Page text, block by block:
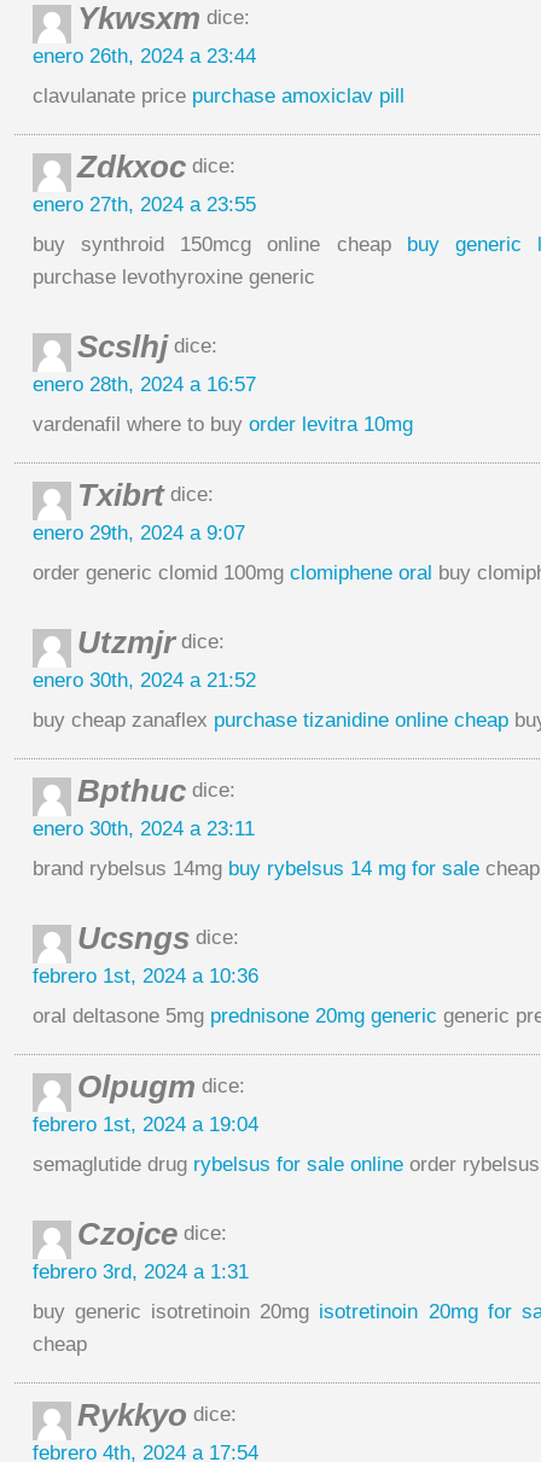
Ykwsxm dice:
enero 26th, 2024 a 23:44
clavulanate price purchase amoxiclav pill
Zdkxoc dice:
enero 27th, 2024 a 23:55
buy synthroid 150mcg online cheap buy generic
purchase levothyroxine generic
Scslhj dice:
enero 28th, 2024 a 16:57
vardenafil where to buy order levitra 10mg
Txibrtdice:
enero 29th, 2024 a 9:07
order generic clomid 100mg clomiphene oral buy
Utzmjrdice:
enero 30th, 2024 a 21:52
buy cheap zanaflex purchase tizanidine online cheap
Bpthuc dice:
enero 30th, 2024 a 23:11
brand rybelsus 14mg buy rybelsus 14 mg for sale
Ucsngs dice:
febrero 1st, 2024 a 10:36
oral deltasone 5mg prednisone 20mg generic generic
Olpugm dice:
febrero 1st, 2024 a 19:04
semaglutide drug rybelsus for sale online order
Czojce dice:
febrero 3rd, 2024 a 1:31
buy generic isotretinoin 20mg isotretinoin 20mg for
cheap
Rykkyo dice:
febrero 4th, 2024 a 17:54